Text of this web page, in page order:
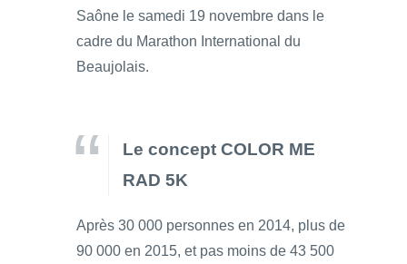
Saône le samedi 19 novembre dans le
cadre du Marathon International du
Beaujolais.
Le concept COLOR ME
RAD 5K
Après 30 000 personnes en 2014, plus de
90 000 en 2015, et pas moins de 43 500